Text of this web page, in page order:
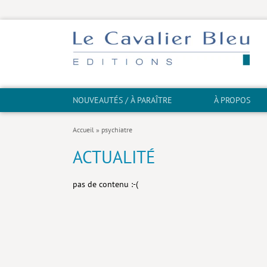
NOUVEAUTÉS / À PARAÎTRE À PROPOS
Accueil » psychiatre
ACTUALITÉ
pas de contenu :-(